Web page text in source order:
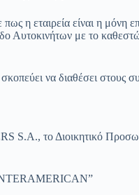
η εταιρεία είναι η μόνη
Αυτοκινήτων με το
να διαθέσει στους
S.A., το Διοικητικό